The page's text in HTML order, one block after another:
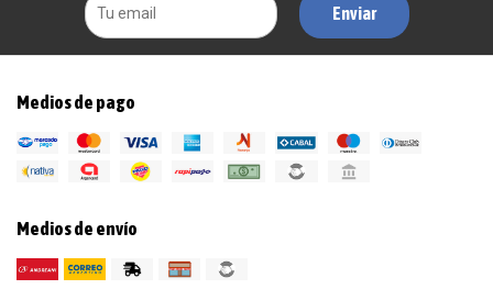
Enviar
Medios de pago
Medios de envío